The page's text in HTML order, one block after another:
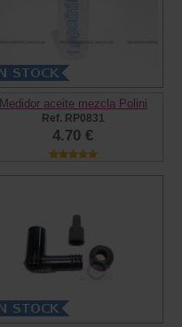
Medidor aceite mezcla Polini
Ref. RP0831
4.70 €